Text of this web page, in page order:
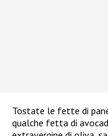
Tostate le fette di
qualche fetta di